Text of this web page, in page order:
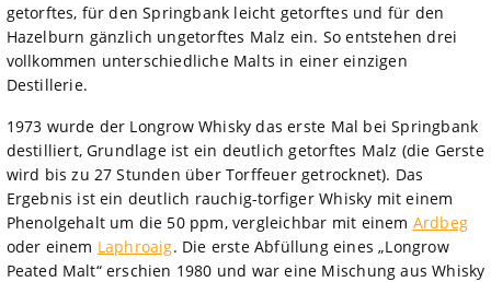
getorftes, für den Springbank leicht getorftes und für den
Hazelburn gänzlich ungetorftes Malz ein. So entstehen drei
vollkommen unterschiedliche Malts in einer einzigen
Destillerie.
1973 wurde der Longrow Whisky das erste Mal bei Springbank
destilliert, Grundlage ist ein deutlich getorftes Malz (die Gerste
wird bis zu 27 Stunden über Torffeuer getrocknet). Das
Ergebnis ist ein deutlich rauchig-torfiger Whisky mit einem
Phenolgehalt um die 50 ppm, vergleichbar mit einem Ardbeg
oder einem Laphroaig. Die erste Abfüllung eines „Longrow
Peated Malt“ erschien 1980 und war eine Mischung aus Whisky